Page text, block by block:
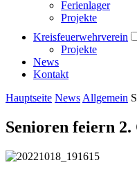
Ferienlager
Projekte
Kreisfeuerwehrverein
Projekte
News
Kontakt
Hauptseite News Allgemein
Senioren feiern